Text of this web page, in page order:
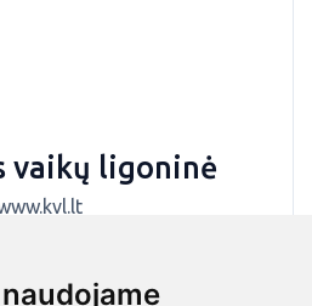
vaikų ligoninė